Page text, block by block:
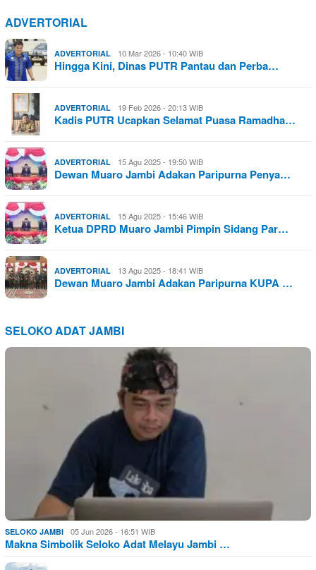
ADVERTORIAL
ADVERTORIAL 10 Mar 2026 - 10:40 WIB
Hingga Kini, Dinas PUTR Pantau dan Perba…
ADVERTORIAL 19 Feb 2026 - 20:13 WIB
Kadis PUTR Ucapkan Selamat Puasa Ramadha…
ADVERTORIAL 15 Agu 2025 - 19:50 WIB
Dewan Muaro Jambi Adakan Paripurna Penya…
ADVERTORIAL 15 Agu 2025 - 15:46 WIB
Ketua DPRD Muaro Jambi Pimpin Sidang Par…
ADVERTORIAL 13 Agu 2025 - 18:41 WIB
Dewan Muaro Jambi Adakan Paripurna KUPA …
SELOKO ADAT JAMBI
SELOKO JAMBI 05 Jun 2026 - 16:51 WIB
Makna Simbolik Seloko Adat Melayu Jambi …